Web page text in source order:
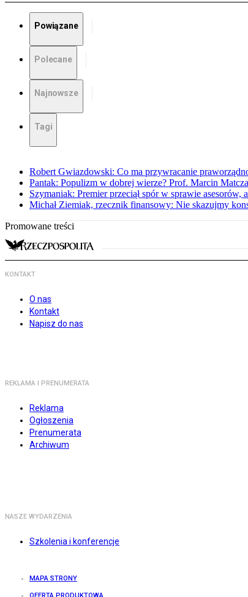
Powiązane
Polecane
Najnowsze
Tagi
Robert Gwiazdowski: Co ma przywracanie
Pantak: Populizm w dobrej wierze? Prof. Marcin
Szymaniak: Premier przeciął spór w sprawie asesorów,
Michał Ziemiak, rzecznik finansowy: Nie skazujmy
Promowane treści
KONTAKT
O nas
Kontakt
Napisz do nas
REKLAMA I PRENUMERATA
Reklama
Ogłoszenia
Prenumerata
Archiwum
NASZE WYDARZENIA
Szkolenia i konferencje
MAPA STRONY